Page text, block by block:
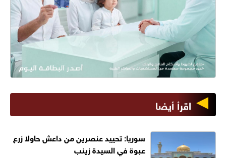
اقرأ أيضا
سوريا: تحييد عنصرين من داعش حاولا زرع
عبوة في السيدة زينب